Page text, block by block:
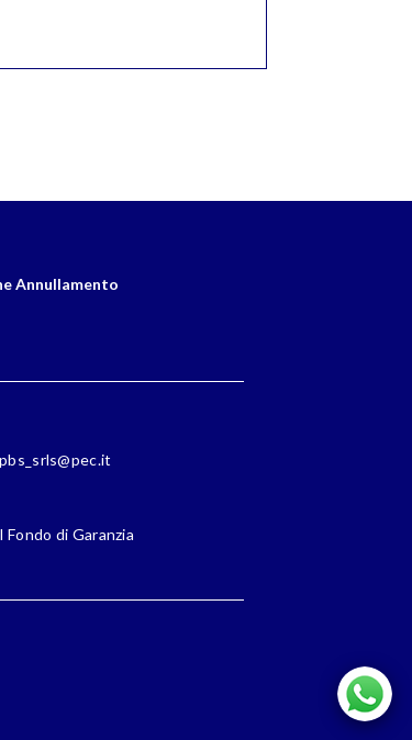
Annullamento
di Garanzia